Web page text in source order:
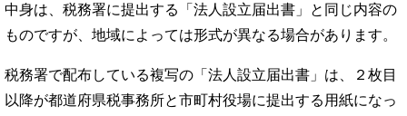
中身は、税務署に提出する「法人設立届出書」と同じ内容の
ものですが、地域によっては形式が異なる場合があります。
税務署で配布している複写の「法人設立届出書」は、２枚目
以降が都道府県税事務所と市町村役場に提出する用紙になっ